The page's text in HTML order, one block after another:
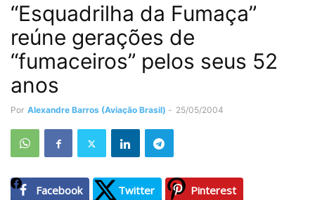
“Esquadrilha da Fumaça”
reúne gerações de
“fumaceiros” pelos seus 52
anos
Por Alexandre Barros (Aviação Brasil) - 25/05/2004
Facebook Twitter
Pinterest